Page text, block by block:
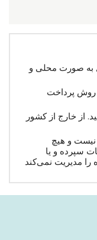
به صورت محلی و
روش پرداخت
از خارج از کشور
نیست و هیچ
سپرده و یا
مدیریت نمی‌کند